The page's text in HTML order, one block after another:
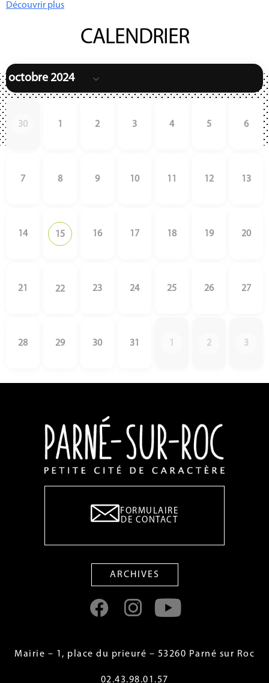
Découvrir plus
CALENDRIER
30 1 2 3 4 5 6
7 8 9 10 11 12 13
14 15 16 17 18 19 20
21 22 23 24 25 26 27
28 29 30 31 1 2 3
FORMULAIRE
DE CONTACT
ARCHIVES
Mairie – 1, place du prieuré – 53260 Parné sur Roc
02.43.98.01.57